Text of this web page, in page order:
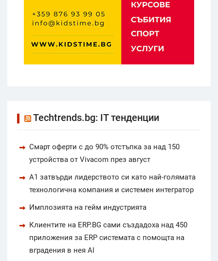
Techtrends.bg: IT тенденции
Смарт оферти с до 90% отстъпка за над 150
устройства от Vivacom през август
А1 затвърди лидерството си като най-голямата
технологична компания и системен интегратор
Имплозията на гейм индустрията
Клиентите на ERP.BG сами създадоха над 450
приложения за ERP системата с помощта на
вградения в нея AI